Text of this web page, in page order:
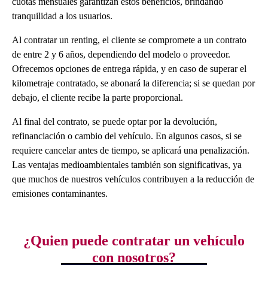
tranquilidad a los usuarios.
Al contratar un renting, el cliente se compromete a un contrato
de entre 2 y 6 años, dependiendo del modelo o proveedor.
Ofrecemos opciones de entrega rápida, y en caso de superar el
kilometraje contratado, se abonará la diferencia; si se quedan por
debajo, el cliente recibe la parte proporcional.
Al final del contrato, se puede optar por la devolución,
refinanciación o cambio del vehículo. En algunos casos, si se
requiere cancelar antes de tiempo, se aplicará una penalización.
Las ventajas medioambientales también son significativas, ya
que muchos de nuestros vehículos contribuyen a la reducción de
emisiones contaminantes.
¿Quien puede contratar un vehículo
con nosotros?